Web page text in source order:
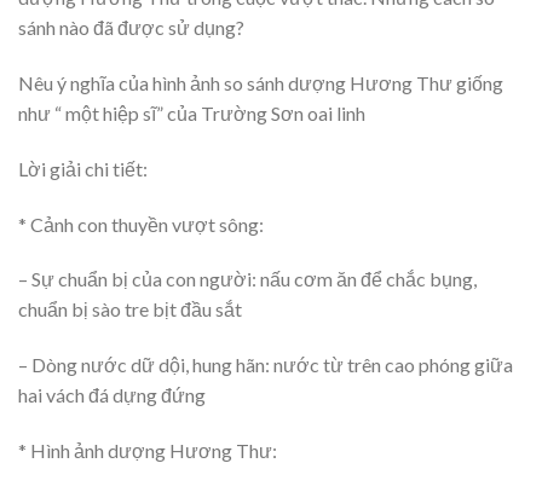
sánh nào đã được sử dụng?
Nêu ý nghĩa của hình ảnh so sánh dượng Hương Thư giống
như “ một hiệp sĩ” của Trường Sơn oai linh
Lời giải chi tiết:
* Cảnh con thuyền vượt sông:
– Sự chuẩn bị của con người: nấu cơm ăn để chắc bụng,
chuẩn bị sào tre bịt đầu sắt
– Dòng nước dữ dội, hung hãn: nước từ trên cao phóng giữa
hai vách đá dựng đứng
* Hình ảnh dượng Hương Thư: